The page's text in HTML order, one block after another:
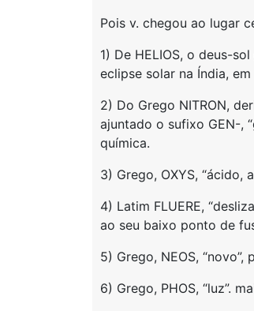
Pois v. chegou ao lugar
1) De HELIOS, o deus-
eclipse solar na Índia, em
2) Do Grego NITRON,
ajuntado o sufixo GEN-,
química.
3) Grego, OXYS, “ácido,
4) Latim FLUERE,
ao seu baixo ponto de
5) Grego, NEOS,
6) Grego, PHOS, “luz”.